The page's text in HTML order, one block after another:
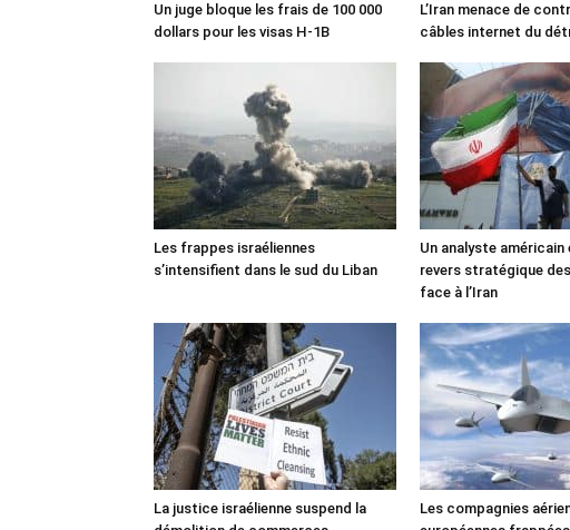
Un juge bloque les frais de 100 000
dollars pour les visas H-1B
L’Iran menace de
câbles internet du
Les frappes israéliennes
s’intensifient dans le sud du Liban
Un analyste américain
revers stratégique
face à l’Iran
La justice israélienne suspend la
Les compagnies